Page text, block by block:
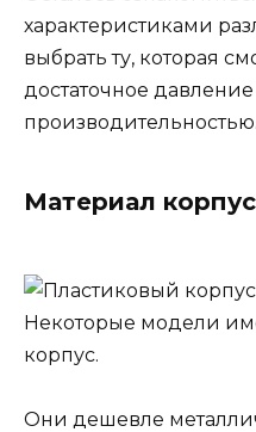
характеристиками
выбрать ту, которая
достаточное
производительностью.
Материал
Некоторые модели
корпус.
Они дешевле